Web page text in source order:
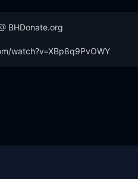
BHDonate.org
watch?v=XBp8q9PvOWY